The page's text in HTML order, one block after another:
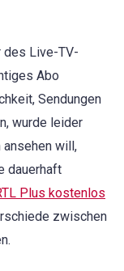
des Live-TV-
Abo
Sendungen
wurde leider
will,
dauerhaft
Plus kostenlos
zwischen